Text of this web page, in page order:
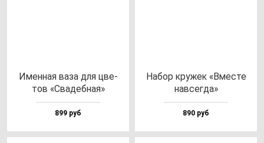
Имен­ная ва­за для цве­
тов «Сва­деб­ная»
899 руб
Набор кру­жек «Вмес­те
нав­сег­да»
890 руб